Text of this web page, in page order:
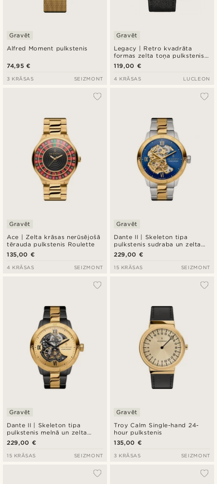
Alfred Moment pulkstenis
Gravēt
74,95 €
3 KRĀSAS SEIZMONT
Legacy | Retro kvadrāta
formas zelta toņa pulkstenis
ar baltu ciparnīcu un melnu
ādas siksniņu
Gravēt
119,00 €
4 KRĀSAS LUCLEON
Ace | Zelta krāsas nerūsējošā
tērauda pulkstenis Roulette
Gravēt
135,00 €
4 KRĀSAS SEIZMONT
Dante II | Skeleton tipa
pulkstenis sudraba un zelta
krāsā
Gravēt
229,00 €
15 KRĀSAS SEIZMONT
Dante II | Skeleton tipa
pulkstenis melnā un zelta
krāsā
Gravēt
229,00 €
15 KRĀSAS SEIZMONT
Troy Calm Single-hand 24-
hour pulkstenis
Gravēt
135,00 €
3 KRĀSAS SEIZMONT